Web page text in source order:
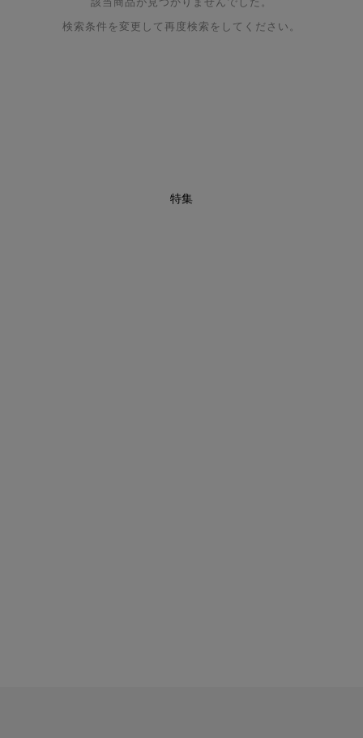
検索条件を変更して再度検索をしてください。
特集